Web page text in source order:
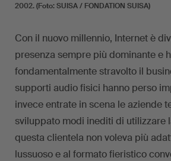
2002. (Foto: SUISA / FONDATION SUISA)
Con il nuovo millennio, Internet è
presenza sempre più dominante e
fondamentalmente stravolto il
supporti audio fisici hanno perso
invece entrate in scena le aziende
sviluppato modi inediti di utilizzare
questa clientela non voleva più
lussuoso e al formato fieristico